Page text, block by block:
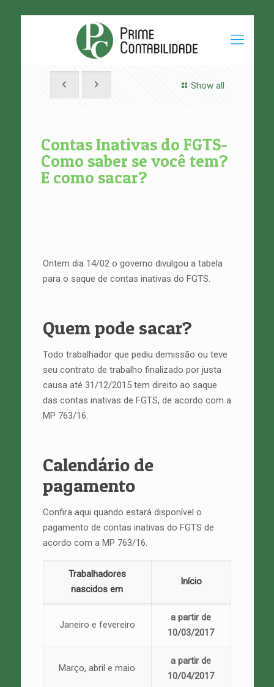
Show all
Contas Inativas do FGTS-
Como saber se você tem?
E como sacar?
Ontem dia 14/02 o governo divulgou a tabela
para o saque de contas inativas do FGTS.
Quem pode sacar?
Todo trabalhador que pediu demissão ou teve
seu contrato de trabalho finalizado por justa
causa até 31/12/2015 tem direito ao saque
das contas inativas de FGTS, de acordo com a
MP 763/16.
Calendário de
pagamento
Confira aqui quando estará disponível o
pagamento de contas inativas do FGTS de
acordo com a MP 763/16.
Trabalhadores
nascidos em
Início
Janeiro e fevereiro
a partir de
10/03/2017
Março, abril e maio
a partir de
10/04/2017